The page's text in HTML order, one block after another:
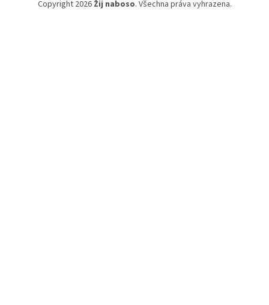
Copyright 2026 Žij naboso. Všechna práva vyhrazena.